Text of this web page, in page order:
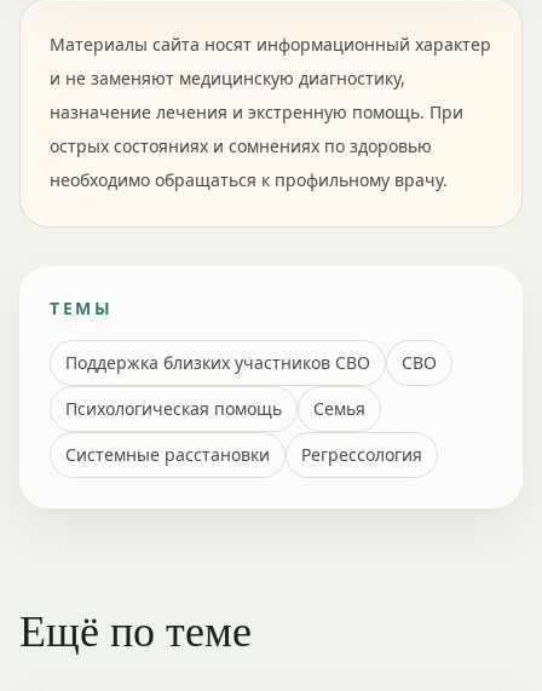
Материалы сайта носят информационный характер
и не заменяют медицинскую диагностику,
назначение лечения и экстренную помощь. При
острых состояниях и сомнениях по здоровью
необходимо обращаться к профильному врачу.
ТЕМЫ
Поддержка близких участников СВО
СВО
Психологическая помощь
Семья
Системные расстановки
Регрессология
Ещё по теме